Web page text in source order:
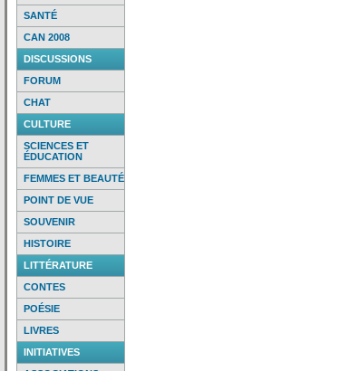
SANTÉ
CAN 2008
DISCUSSIONS
FORUM
CHAT
CULTURE
SCIENCES ET
ÉDUCATION
FEMMES ET BEAUTÉ
POINT DE VUE
SOUVENIR
HISTOIRE
LITTÉRATURE
CONTES
POÉSIE
LIVRES
INITIATIVES